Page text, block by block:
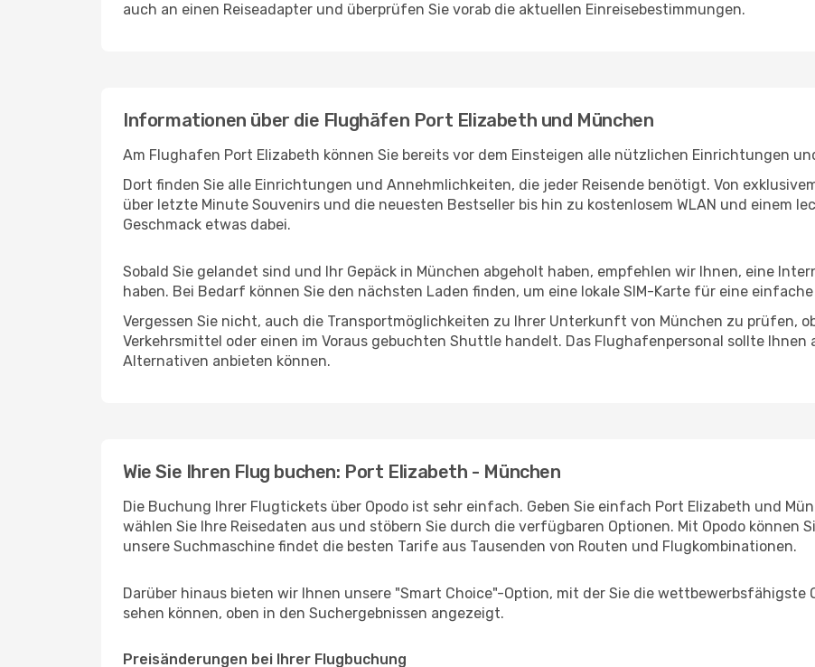
auch an einen Reiseadapter und überprüfen Sie vorab die aktuellen Einreisebestimmungen.
Informationen über die Flughäfen Port Elizabeth und München
Am Flughafen Port Elizabeth können Sie bereits vor dem Einsteigen alle nützlichen Einrichtungen
Dort finden Sie alle Einrichtungen und Annehmlichkeiten, die jeder Reisende benötigt. Von
über letzte Minute Souvenirs und die neuesten Bestseller bis hin zu kostenlosem WLAN und einem
Geschmack etwas dabei.
Sobald Sie gelandet sind und Ihr Gepäck in München abgeholt haben, empfehlen wir Ihnen, eine
haben. Bei Bedarf können Sie den nächsten Laden finden, um eine lokale SIM-Karte für eine
Vergessen Sie nicht, auch die Transportmöglichkeiten zu Ihrer Unterkunft von München zu prüfen,
Verkehrsmittel oder einen im Voraus gebuchten Shuttle handelt. Das Flughafenpersonal sollte
Alternativen anbieten können.
Wie Sie Ihren Flug buchen: Port Elizabeth - München
Die Buchung Ihrer Flugtickets über Opodo ist sehr einfach. Geben Sie einfach Port Elizabeth und
wählen Sie Ihre Reisedaten aus und stöbern Sie durch die verfügbaren Optionen. Mit Opodo können
unsere Suchmaschine findet die besten Tarife aus Tausenden von Routen und Flugkombinationen.
Darüber hinaus bieten wir Ihnen unsere "Smart Choice"-Option, mit der Sie die
sehen können, oben in den Suchergebnissen angezeigt.
Preisänderungen bei Ihrer Flugbuchung